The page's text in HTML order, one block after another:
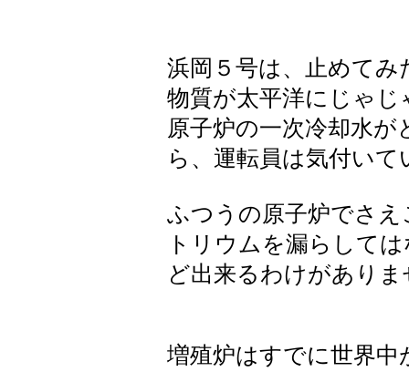
浜岡５号は、止めて
物質が太平洋にじゃじ
原子炉の一次冷却水
ら、運転員は気付い
ふつうの原子炉でさ
トリウムを漏らして
ど出来るわけがありま
増殖炉はすでに世界